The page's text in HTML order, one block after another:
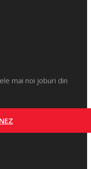
mai noi joburi din